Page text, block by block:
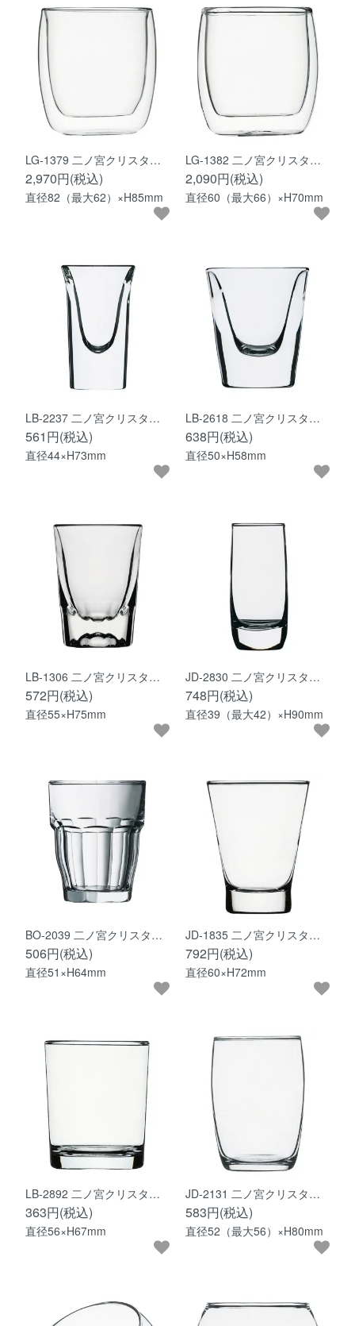
LG-1379 二ノ宮クリスタ…
2,970円(税込)
直径82（最大62）×H85mm
LG-1382 二ノ宮クリスタ…
2,090円(税込)
直径60（最大66）×H70mm
LB-2237 二ノ宮クリスタ…
561円(税込)
直径44×H73mm
LB-2618 二ノ宮クリスタ…
638円(税込)
直径50×H58mm
LB-1306 二ノ宮クリスタ…
572円(税込)
直径55×H75mm
JD-2830 二ノ宮クリスタ…
748円(税込)
直径39（最大42）×H90mm
BO-2039 二ノ宮クリスタ…
506円(税込)
直径51×H64mm
JD-1835 二ノ宮クリスタ…
792円(税込)
直径60×H72mm
LB-2892 二ノ宮クリスタ…
363円(税込)
直径56×H67mm
JD-2131 二ノ宮クリスタ…
583円(税込)
直径52（最大56）×H80mm